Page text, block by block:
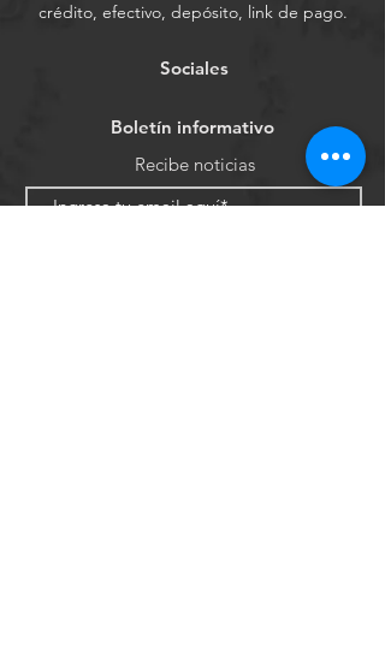
crédito, efectivo, depósito, link de pago.
Sociales
Boletín informativo
Recibe noticias